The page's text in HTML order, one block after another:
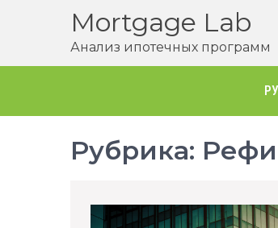
содержимому
Mortgage Lab
Анализ ипотечных программ
Рубрика: